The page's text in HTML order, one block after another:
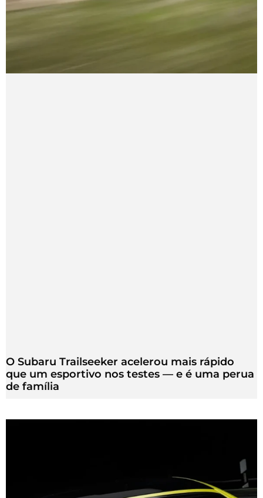
O Subaru Trailseeker acelerou mais rápido
que um esportivo nos testes — e é uma perua
de família